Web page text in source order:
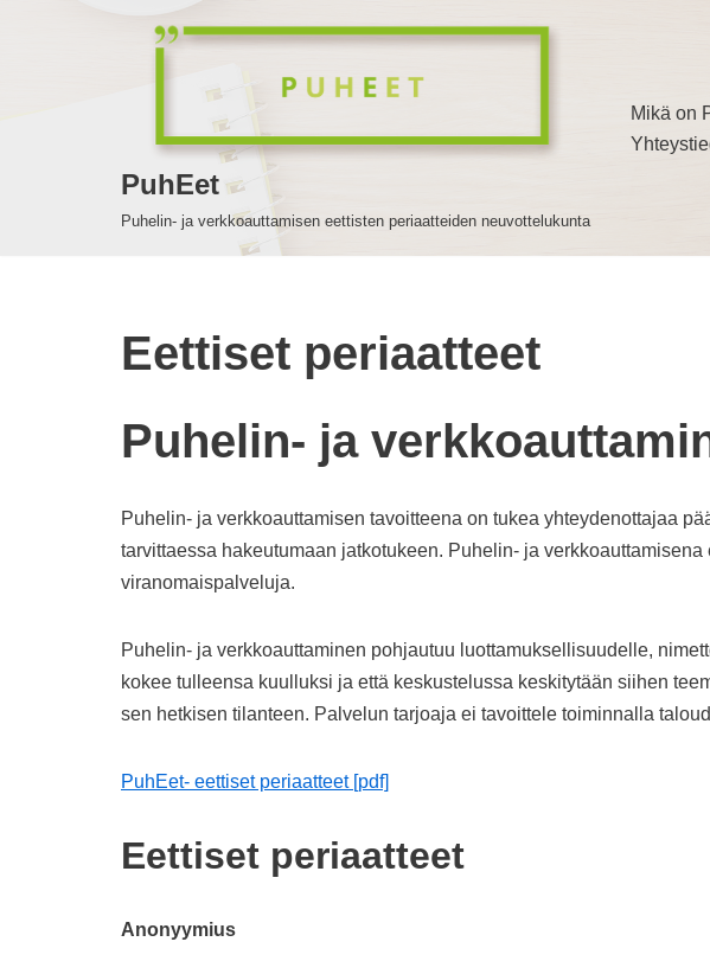
PuhEet
Puhelin- ja verkkoauttamisen eettisten periaatteiden neuvottelukunta
Mikä on
Eettiset periaatteet
Puhelin- ja
Puhelin- ja verkkoauttamisen tavoitteena on tukea yhteydenottajaa
tarvittaessa hakeutumaan jatkotukeen. Puhelin- ja
viranomaispalveluja.
Puhelin- ja verkkoauttaminen pohjautuu luottamuksellisuudelle,
kokee tulleensa kuulluksi ja että keskustelussa keskitytään siihen
sen hetkisen tilanteen. Palvelun tarjoaja ei tavoittele toiminnalla
PuhEet- eettiset periaatteet [pdf]
Eettiset periaatteet
Anonyymius